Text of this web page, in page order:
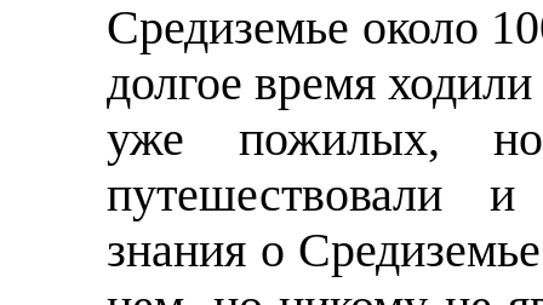
Средиземье около
долгое время
уже пожилых,
путешествовали и
знания о